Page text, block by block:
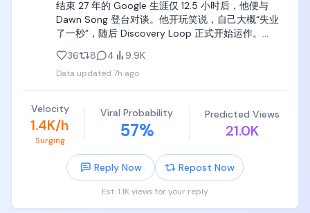
而且我直接给所有用户送钱，
重置周限额，
让大家免费用。
赢了场面，
赢了用户，
还顺便打了广告。
结束 27 年的 Google 生涯仅 12.5 小时后，他便与
Dawn Song 登台对谈。他开玩笑说，自己大概“失业
了一秒”，随后 Discovery Loop 正式开始运作。
整场对谈聊了 MoE、TensorFlow、Gemini 和 AI
Agent 的安全风险。但最值得关注的，是 Jeff Dean
第一次完整解释了 Discovery Loop 的 thesis。
Discovery Loop 并不打算再造一家把模型做得更大的
公司。它想优化的是科学研究中最根本的单元：
Discovery Loop，也就是从假设到结果的完整实验循
环。Jeff Dean 把科学方法拆成了一个可以不断迭代的
系统：
拆解问题 → 提出假设 → 设计实验 → 评估结果 → 获
36 8 4 9.9K
Data updated 7h ago
Velocity
1.4K/h
Surging
Viral Probability
57%
Predicted Views
21.0K
Reply Now Repost Now
Est. 1.1K views for your reply